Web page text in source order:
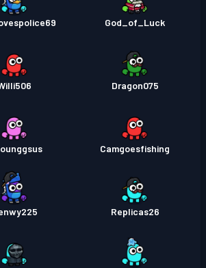
God_of_Luck
Dragon075
Camgoesfishing
Replicas26